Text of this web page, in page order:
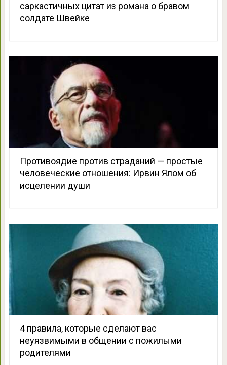
саркастичных цитат из романа о бравом
солдате Швейке
Противоядие против страданий — простые
человеческие отношения: Ирвин Ялом об
исцелении души
4 правила, которые сделают вас
неуязвимыми в общении с пожилыми
родителями